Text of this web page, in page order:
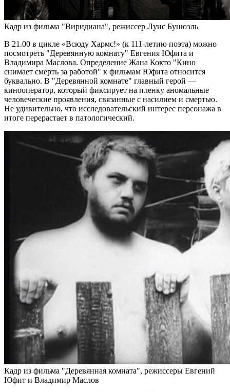
Кадр из фильма "Виридиана", режиссер Луис Бунюэль
В 21.00 в цикле «Всюду Хармс!» (к 111-летию поэта) можно
посмотреть "Деревянную комнату" Евгения Юфита и
Владимира Маслова. Определение Жана Кокто "Кино
снимает смерть за работой" к фильмам Юфита относится
буквально. В "Деревянной комнате" главный герой —
кинооператор, который фиксирует на пленку аномальные
человеческие проявления, связанные с насилием и смертью.
Не удивительно, что исследовательский интерес персонажа в
итоге перерастает в патологический.
Кадр из фильма "Деревянная комната", режиссеры Евгений
Юфит и Владимир Маслов